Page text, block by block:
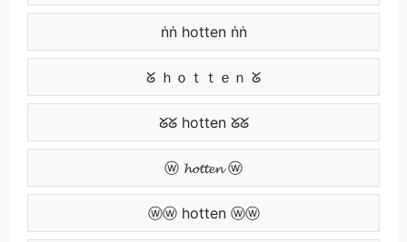
ṅṅ hotten ṅṅ
ᘜ ｈｏｔｔｅｎ ᘜ
ᘜᘜ hotten ᘜᘜ
ⓦ 𝓱𝓸𝓽𝓽𝓮𝓷 ⓦ
ⓦⓦ hotten ⓦⓦ